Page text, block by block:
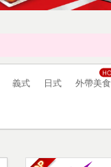
義式 日式 外帶美食